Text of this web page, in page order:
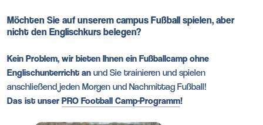
Möchten Sie auf unserem campus Fußball spielen, aber
nicht den Englischkurs belegen?
Kein Problem, wir bieten Ihnen ein Fußballcamp ohne
Englischunterricht an und Sie trainieren und spielen
anschließend jeden Morgen und Nachmittag Fußball!
Das ist unser PRO Football Camp-Programm!